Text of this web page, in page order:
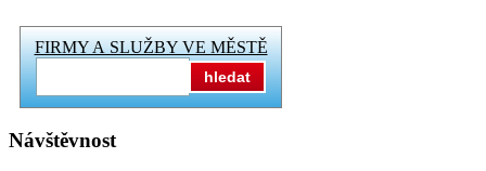
FIRMY A SLUŽBY VE MĚSTĚ
hledat
Návštěvnost